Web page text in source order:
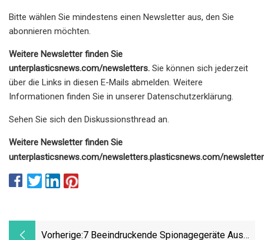
Bitte wählen Sie mindestens einen Newsletter aus, den Sie
abonnieren möchten.
Weitere Newsletter finden Sie
unterplasticsnews.com/newsletters. Sie können sich jederzeit
über die Links in diesen E-Mails abmelden. Weitere
Informationen finden Sie in unserer Datenschutzerklärung.
Sehen Sie sich den Diskussionsthread an.
Weitere Newsletter finden Sie
unterplasticsnews.com/newsletters.plasticsnews.com/
Vorherige:7 Beeindruckende Spionagegeräte Aus